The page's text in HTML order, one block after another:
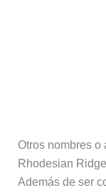
Otros nombres o
Rhodesian
Además de ser